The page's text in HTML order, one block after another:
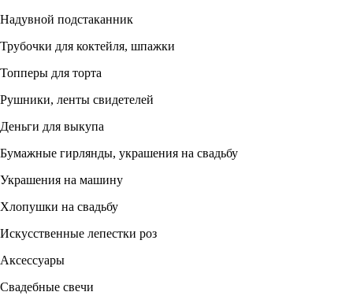
Надувной подстаканник
Трубочки для коктейля, шпажки
Топперы для торта
Рушники, ленты свидетелей
Деньги для выкупа
Бумажные гирлянды, украшения на свадьбу
Украшения на машину
Хлопушки на свадьбу
Искусственные лепестки роз
Аксессуары
Свадебные свечи